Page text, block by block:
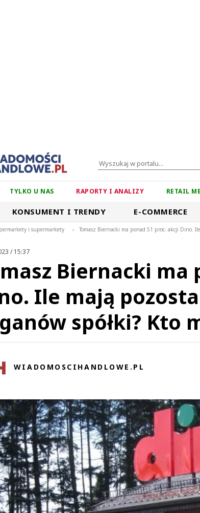
TYLKO U NAS RAPORTY I ANALIZY RETAIL
KONSUMENT I TRENDY E-COMMERCE
i supermarkety > Tomasz Biernacki ma ponad 51 proc. akcji Dino.
/ 15:37
Biernacki ma
Ile mają
spółki? Kto
WIADOMOSCIHANDLOWE.PL